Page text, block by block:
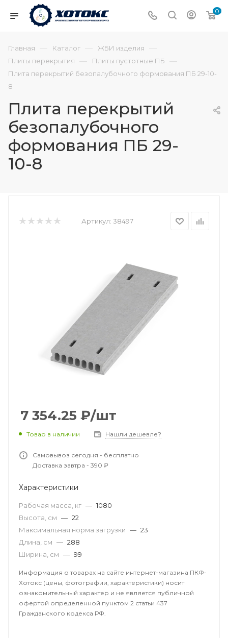
0
Главная — Каталог — ЖБИ изделия —
Плиты перекрытия — Плиты пустотные ПБ —
Плита перекрытий безопалубочного формования ПБ 29-10-
8
Плита перекрытий
безопалубочного
формования ПБ 29-
10-8
Артикул: 38497
7 354.25 ₽/шт
Товар в наличии Нашли дешевле?
Самовывоз сегодня - бесплатно
Доставка завтра - 390 ₽
Характеристики
Рабочая масса, кг — 1080
Высота, см — 22
Максимальная норма загрузки — 23
Длина, см — 288
Ширина, см — 99
Информация о товарах на сайте интернет-магазина ПКФ-
Хотокс (цены, фотографии, характеристики) носит
ознакомительный характер и не является публичной
офертой определенной пунктом 2 статьи 437
Гражданского кодекса РФ.